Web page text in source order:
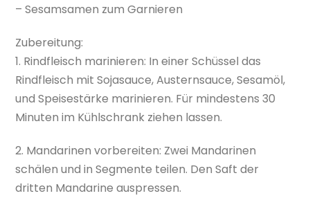
– Sesamsamen zum Garnieren
Zubereitung:
1. Rindfleisch marinieren: In einer Schüssel das
Rindfleisch mit Sojasauce, Austernsauce, Sesamöl,
und Speisestärke marinieren. Für mindestens 30
Minuten im Kühlschrank ziehen lassen.
2. Mandarinen vorbereiten: Zwei Mandarinen
schälen und in Segmente teilen. Den Saft der
dritten Mandarine auspressen.